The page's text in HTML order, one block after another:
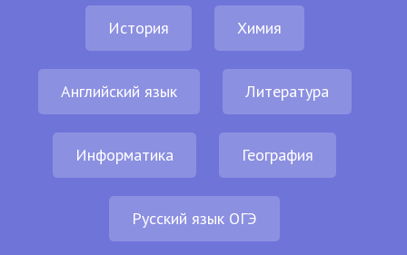
История Химия
Английский язык Литература
Информатика География
Русский язык ОГЭ